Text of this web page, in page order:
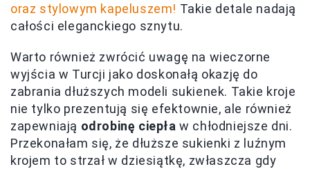
oraz stylowym kapeluszem! Takie detale nadają
całości eleganckiego sznytu.
Warto również zwrócić uwagę na wieczorne
wyjścia w Turcji jako doskonałą okazję do
zabrania dłuższych modeli sukienek. Takie kroje
nie tylko prezentują się efektownie, ale również
zapewniają odrobinę ciepła w chłodniejsze dni.
Przekonałam się, że dłuższe sukienki z luźnym
krojem to strzał w dziesiątkę, zwłaszcza gdy